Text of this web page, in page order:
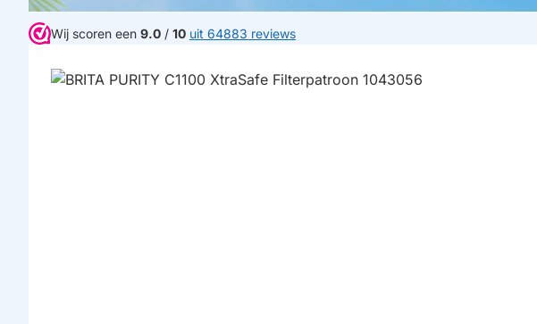
Wij scoren een 9.0 / 10 uit 64883 reviews